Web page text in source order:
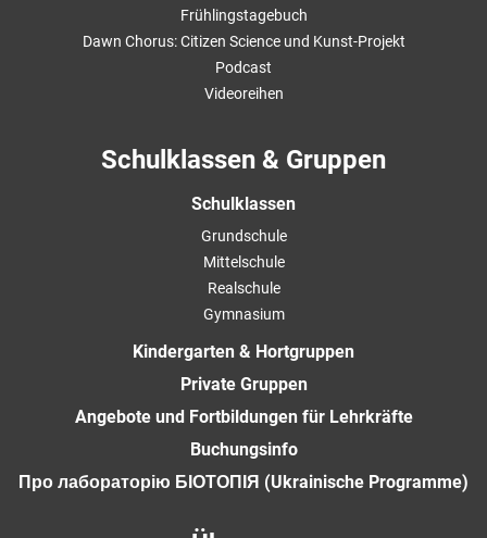
Frühlingstagebuch
Dawn Chorus: Citizen Science und Kunst-Projekt
Podcast
Videoreihen
Schulklassen & Gruppen
Schulklassen
Grundschule
Mittelschule
Realschule
Gymnasium
Kindergarten & Hortgruppen
Private Gruppen
Angebote und Fortbildungen für Lehrkräfte
Buchungsinfo
Про лабораторію БІОТОПІЯ (Ukrainische Programme)